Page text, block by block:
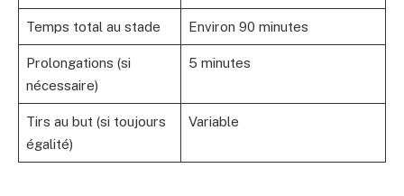
Temps total au stade Environ 90 minutes
Prolongations (si
nécessaire)
5 minutes
Tirs au but (si toujours
égalité)
Variable